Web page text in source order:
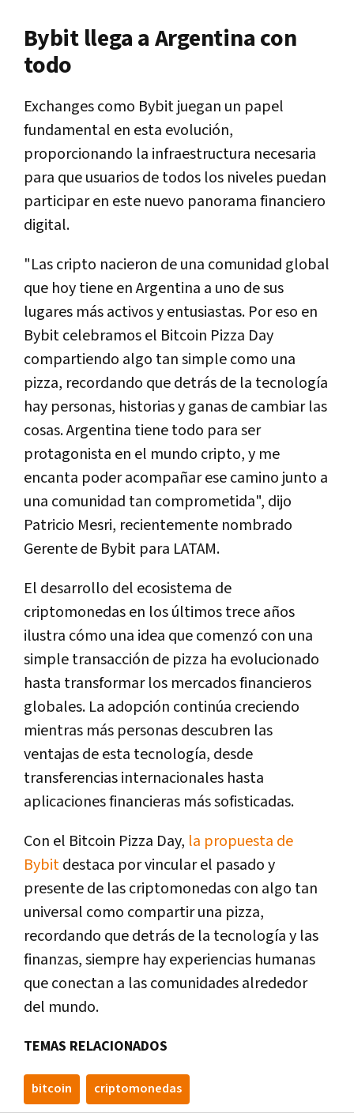
Bybit llega a Argentina con
todo
Exchanges como Bybit juegan un papel
fundamental en esta evolución,
proporcionando la infraestructura necesaria
para que usuarios de todos los niveles puedan
participar en este nuevo panorama financiero
digital.
"Las cripto nacieron de una comunidad global
que hoy tiene en Argentina a uno de sus
lugares más activos y entusiastas. Por eso en
Bybit celebramos el Bitcoin Pizza Day
compartiendo algo tan simple como una
pizza, recordando que detrás de la tecnología
hay personas, historias y ganas de cambiar las
cosas. Argentina tiene todo para ser
protagonista en el mundo cripto, y me
encanta poder acompañar ese camino junto a
una comunidad tan comprometida", dijo
Patricio Mesri, recientemente nombrado
Gerente de Bybit para LATAM.
El desarrollo del ecosistema de
criptomonedas en los últimos trece años
ilustra cómo una idea que comenzó con una
simple transacción de pizza ha evolucionado
hasta transformar los mercados financieros
globales. La adopción continúa creciendo
mientras más personas descubren las
ventajas de esta tecnología, desde
transferencias internacionales hasta
aplicaciones financieras más sofisticadas.
Con el Bitcoin Pizza Day, la propuesta de
Bybitdestaca por vincular el pasado y
presente de las criptomonedas con algo tan
universal como compartir una pizza,
recordando que detrás de la tecnología y las
finanzas, siempre hay experiencias humanas
que conectan a las comunidades alrededor
del mundo.
TEMAS RELACIONADOS
bitcoin criptomonedas